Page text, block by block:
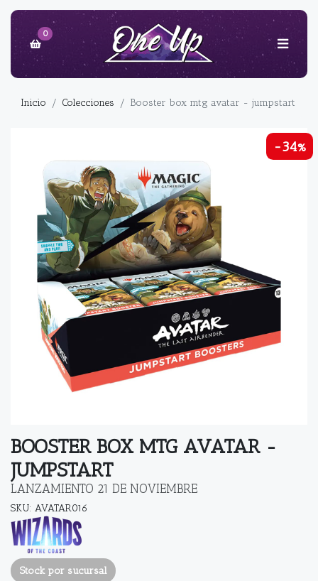
0
Inicio Colecciones Booster box mtg avatar - jumpstart
-34%
BOOSTER BOX MTG AVATAR -
JUMPSTART
LANZAMIENTO 21 DE NOVIEMBRE
SKU: AVATAR016
Stock por sucursal